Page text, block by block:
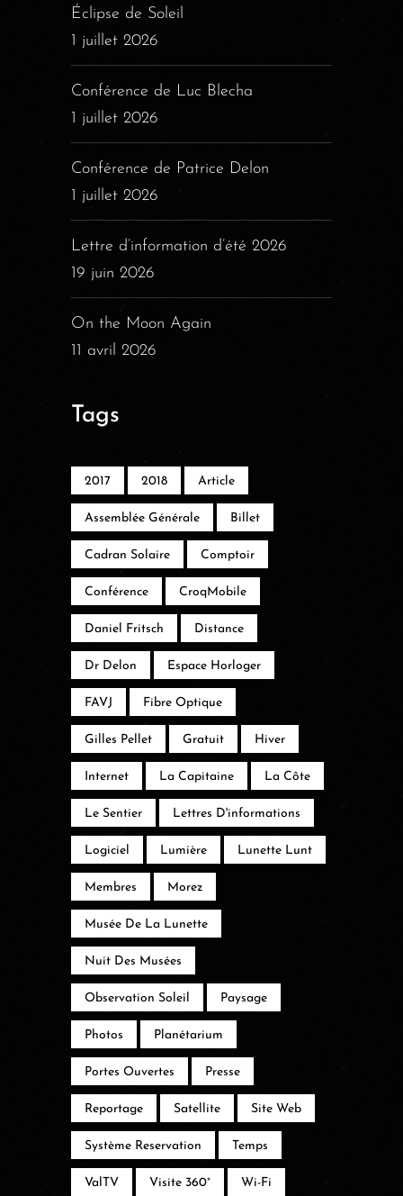
Éclipse de Soleil
1 juillet 2026
Conférence de Luc Blecha
1 juillet 2026
Conférence de Patrice Delon
1 juillet 2026
Lettre d’information d’été 2026
19 juin 2026
On the Moon Again
11 avril 2026
Tags
2017 2018 Article
Assemblée Générale Billet
Cadran Solaire Comptoir
Conférence CroqMobile
Daniel Fritsch Distance
Dr Delon Espace Horloger
FAVJ Fibre Optique
Gilles Pellet Gratuit Hiver
Internet La Capitaine La Côte
Le Sentier Lettres D'informations
Logiciel Lumière Lunette Lunt
Membres Morez
Musée De La Lunette
Nuit Des Musées
Observation Soleil Paysage
Photos Planétarium
Portes Ouvertes Presse
Reportage Satellite Site Web
Système Reservation Temps
ValTV Visite 360° Wi-Fi